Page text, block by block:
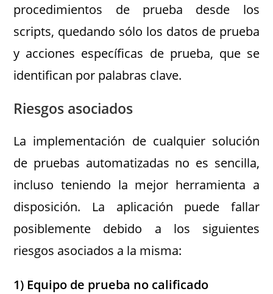
procedimientos de prueba desde los
scripts, quedando sólo los datos de prueba
y acciones específicas de prueba, que se
identifican por palabras clave.
Riesgos asociados
La implementación de cualquier solución
de pruebas automatizadas no es sencilla,
incluso teniendo la mejor herramienta a
disposición. La aplicación puede fallar
posiblemente debido a los siguientes
riesgos asociados a la misma:
1) Equipo de prueba no calificado